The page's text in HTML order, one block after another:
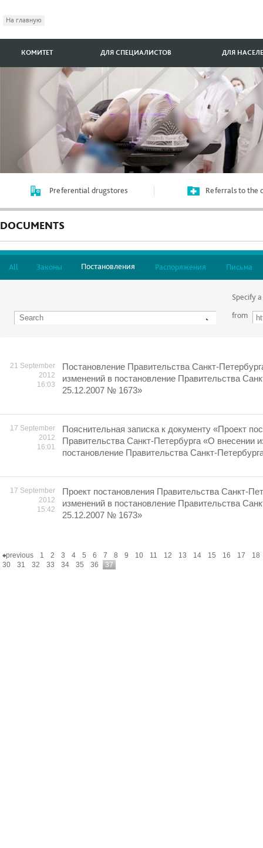
На главную
КОМИТЕТ ДЛЯ СПЕЦИАЛИСТОВ ДЛЯ
Preferential drugstores Referrals to the
DOCUMENTS
All Законы Постановления Распоряжения Письма
Specify
from
21 September
2012
16:03
Постановление Правительства Санкт-
изменений в постановление Правительства
25.12.2007 № 1673»
17 September
2012
16:01
Пояснительная записка к документу «Проект
Правительства Санкт-Петербурга «О внесении
постановление Правительства Санкт-
17 September
2012
15:42
Проект постановления Правительства Санкт-
изменений в постановление Правительства
25.12.2007 № 1673»
previous 1 2 3 4 5 6 7 8 9 10 11 12 13 14 15 16 17
18
30
31 32 33 34 35 36 37